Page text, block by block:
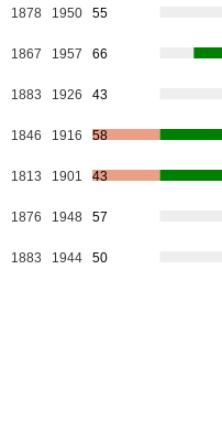
1878 1950 55
1867 1957 66
1883 1926 43
1846 1916 58
1813 1901 43
1876 1948 57
1883 1944 50